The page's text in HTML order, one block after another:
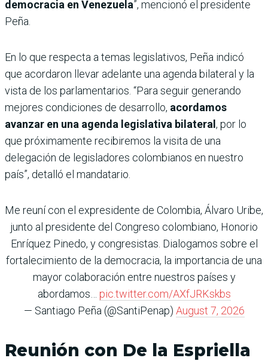
democracia en Venezuela”, mencionó el presidente
Peña.
En lo que respecta a temas legislativos, Peña indicó
que acordaron llevar adelante una agenda bilateral y la
vista de los parlamentarios. “Para seguir generando
mejores condiciones de desarrollo, acordamos
avanzar en una agenda legislativa bilateral, por lo
que próximamente recibiremos la visita de una
delegación de legisladores colombianos en nuestro
país”, detalló el mandatario.
Me reuní con el expresidente de Colombia, Álvaro Uribe,
junto al presidente del Congreso colombiano, Honorio
Enríquez Pinedo, y congresistas. Dialogamos sobre el
fortalecimiento de la democracia, la importancia de una
mayor colaboración entre nuestros países y
abordamos… pic.twitter.com/AXfJRKskbs
— Santiago Peña (@SantiPenap) August 7, 2026
Reunión con De la Espriella